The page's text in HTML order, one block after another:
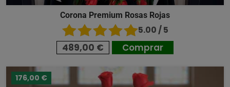
Corona Premium Rosas Rojas
5.00 / 5
489,00 € Comprar
176,00 €